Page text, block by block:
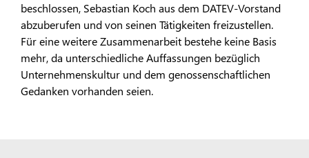
beschlossen, Sebastian Koch aus dem DATEV-Vorstand
abzuberufen und von seinen Tätigkeiten freizustellen.
Für eine weitere Zusammenarbeit bestehe keine Basis
mehr, da unterschiedliche Auffassungen bezüglich
Unternehmenskultur und dem genossenschaftlichen
Gedanken vorhanden seien. ​​​​​​​